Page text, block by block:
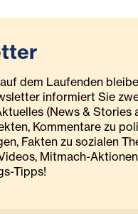
dem Laufenden
informiert Sie
(News & Stories
Kommentare zu
Fakten zu sozialen
Mitmach-
Tipps!